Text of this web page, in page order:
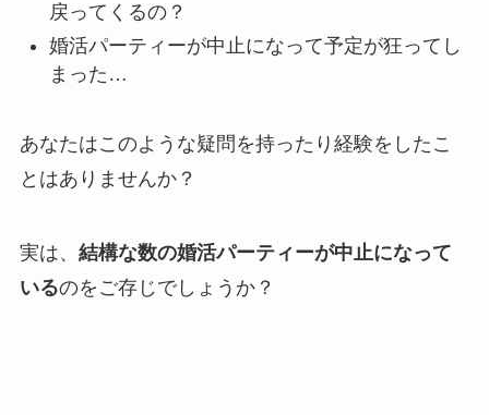
戻ってくるの？
婚活パーティーが中止になって予定が狂ってし
まった…
あなたはこのような疑問を持ったり経験をしたこ
とはありませんか？
実は、 結構な数の婚活パーティーが中止になって
いるのをご存じでしょうか？